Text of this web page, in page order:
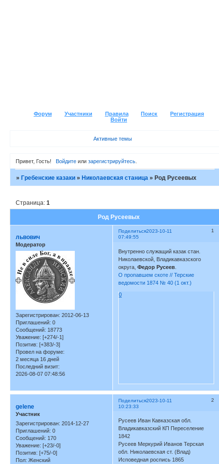
Форум Участники Правила Поиск
Регистрация
Войти
Активные темы
Привет, Гость! Войдитеили зарегистрируйтесь.
»Гребенские казаки »Николаевская станица »Род Русеевых
Род Русеевых
Страница:1
Поделиться 1
2023-10-11
07:49:55
львович
Модератор
Зарегистрирован: 2012-06-13
Приглашений: 0
Сообщений: 18773
Уважение: [+274/-1]
Позитив: [+383/-3]
Провел на форуме:
2 месяца 16 дней
Последний визит:
2026-08-07 07:48:56
Внутренно служащий казак стан.
Николаевской, Владикавказского
округа,Федор Русеев
О пропавшем скоте // Терские
ведомости 1874 № 40 (1 окт.)
0
Поделиться 2
2023-10-11
10:23:33
gelene
Участник
Зарегистрирован: 2014-12-27
Приглашений: 0
Сообщений: 170
Уважение: [+23/-0]
Позитив: [+75/-0]
Пол: Женский
Русеев Иван Кавказская обл.
Владикавказский КП Переселение
1842
Русеев Меркурий Иванов Терская
обл. Николаевская ст. (Влад)
Исповедная роспись 1865